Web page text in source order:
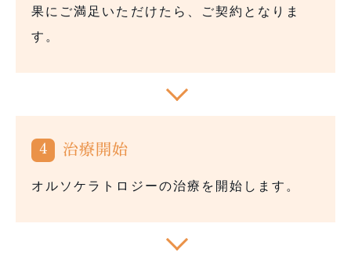
果にご満足いただけたら、ご契約となりま
す。
4 治療開始
オルソケラトロジーの治療を開始します。